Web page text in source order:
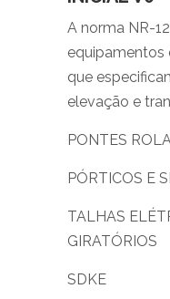
A norma NR-
equipamentos
que
elevação e
PONTES
PÓRTICOS E
TALHAS
GIRATÓRIOS
SDKE